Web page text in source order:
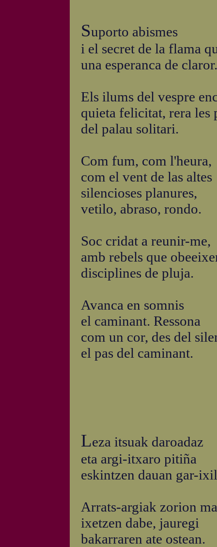
Suporto abismes
i el secret de la flama
una esperanca de claror.
Els ilums del vespre
quieta felicitat, rera les
del palau solitari.
Com fum, com l'heura,
com el vent de las altes
silencioses planures,
vetilo, abraso, rondo.
Soc cridat a reunir-me,
amb rebels que
disciplines de pluja.
Avanca en somnis
el caminant. Ressona
com un cor, des del
el pas del caminant.
Leza itsuak daroadaz
eta argi-itxaro pitiña
eskintzen dauan gar-
Arrats-argiak zorion
ixetzen dabe, jauregi
bakarraren ate ostean.